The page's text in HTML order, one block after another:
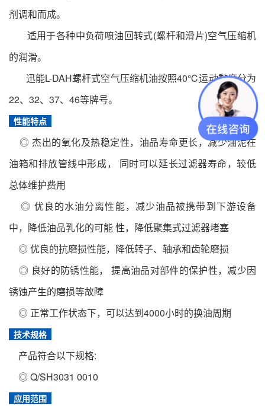
剂调和而成。
适用于各种中负荷喷油回转式(螺杆和滑片)空气压缩机
的润滑。
迅能L-DAH螺杆式空气压缩机油按照40℃运动黏度分为
22、32、37、46等牌号。
性能特点
◎ 杰出的氧化及热稳定性，油品寿命更长，减少油泥在
油箱和排放管线中形成， 同时可以延长过滤器寿命，较低
总体维护费用
◎ 优良的水油分离性能，减少油品被携带到下游设备
中，降低油品乳化的可能 性，降低聚集式过滤器堵塞
◎ 优良的抗磨损性能，降低转子、轴承和齿轮磨损
◎ 良好的防锈性能， 提高油品对部件的保护性，减少因
锈蚀产生的磨损等故障
◎ 正常工作状态下，可以达到4000小时的换油周期
技术规格
产品符合以下规格:
◎ Q/SH3031 0010
应用范围